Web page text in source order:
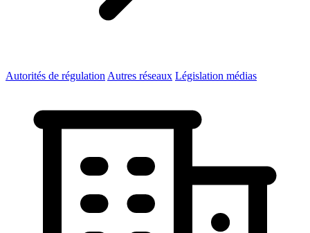
Autorités de régulation Autres réseaux Législation médias